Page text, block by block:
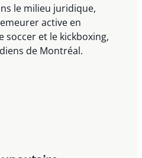
le milieu juridique,
active en
soccer et le kickboxing,
de Montréal.